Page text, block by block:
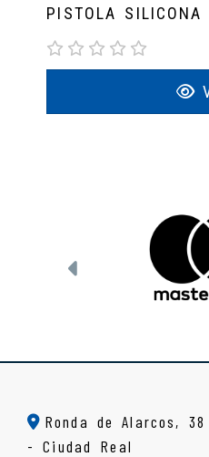
PISTOLA SILICONA
Anterior
Ronda de Alarcos,
-Ciudad Real